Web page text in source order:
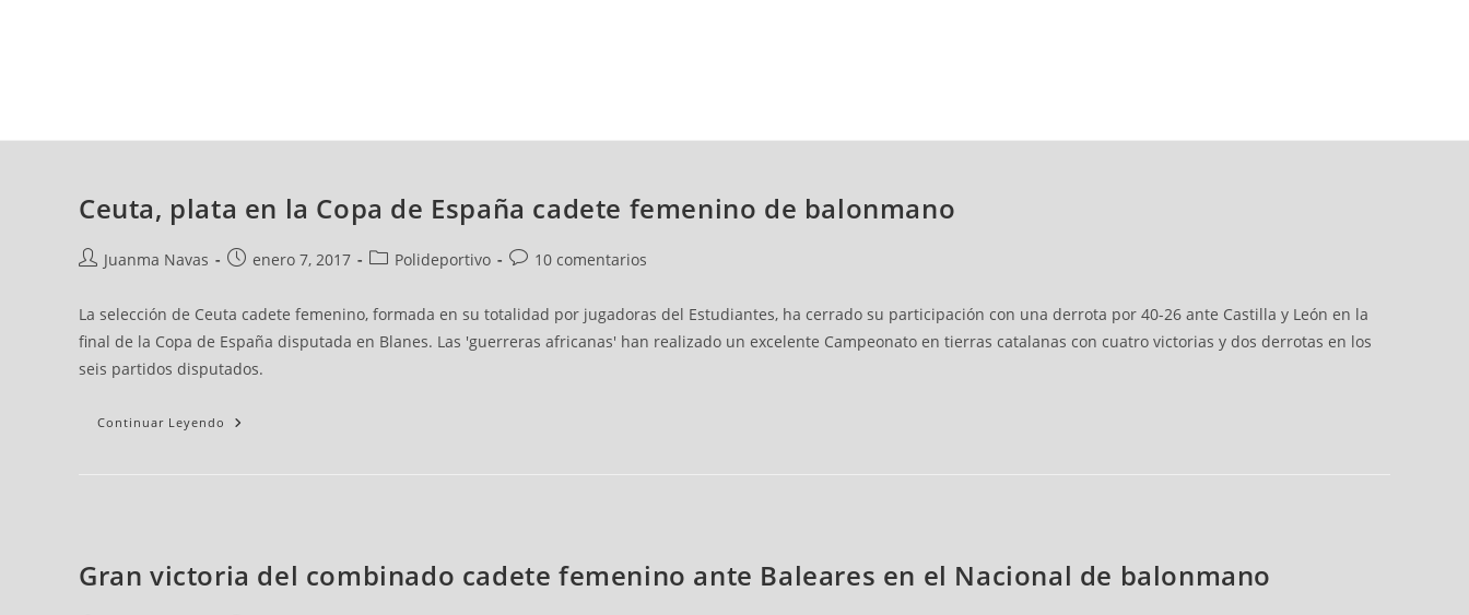
Ceuta, plata en la Copa de España cadete femenino de balonmano
Juanma Navas enero 7, 2017 Polideportivo 10 comentarios
La selección de Ceuta cadete femenino, formada en su totalidad por jugadoras del Estudiantes, ha cerrado su participación con una derrota por 40-26 ante Castilla y León en la
final de la Copa de España disputada en Blanes. Las 'guerreras africanas' han realizado un excelente Campeonato en tierras catalanas con cuatro victorias y dos derrotas en los
seis partidos disputados.
Continuar Leyendo
Gran victoria del combinado cadete femenino ante Baleares en el Nacional de balonmano